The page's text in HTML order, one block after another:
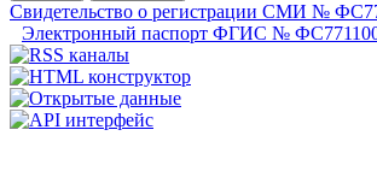
Свидетельство о регистрации СМИ №
Электронный паспорт ФГИС №